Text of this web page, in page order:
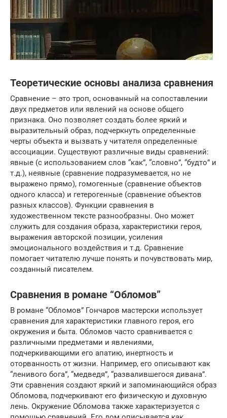
Теоретические основы анализа сравнения
Сравнение – это троп, основанный на сопоставлении
двух предметов или явлений на основе общего
признака. Оно позволяет создать более яркий и
выразительный образ, подчеркнуть определенные
черты объекта и вызвать у читателя определенные
ассоциации. Существуют различные виды сравнений:
явные (с использованием слов “как”, “словно”, “будто” и
т.д.), неявные (сравнение подразумевается, но не
выражено прямо), гомогенные (сравнение объектов
одного класса) и гетерогенные (сравнение объектов
разных классов). Функции сравнения в
художественном тексте разнообразны. Оно может
служить для создания образа, характеристики героя,
выражения авторской позиции, усиления
эмоционального воздействия и т.д. Сравнение
помогает читателю лучше понять и почувствовать мир,
созданный писателем.
Сравнения в романе “Обломов”
В романе “Обломов” Гончаров мастерски использует
сравнения для характеристики главного героя, его
окружения и быта. Обломов часто сравнивается с
различными предметами и явлениями,
подчеркивающими его апатию, инертность и
оторванность от жизни. Например, его описывают как
“ленивого бога”, “медведя”, “развалившегося дивана”.
Эти сравнения создают яркий и запоминающийся образ
Обломова, подчеркивают его физическую и духовную
лень. Окружение Обломова также характеризуется с